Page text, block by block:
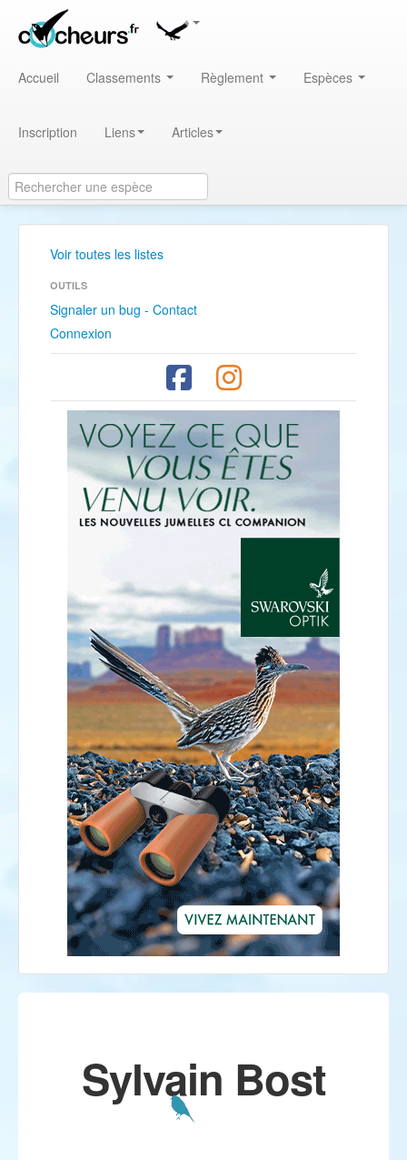
Accueil Classements Règlement Espèces
Inscription Liens Articles
Voir toutes les listes
OUTILS
Signaler un bug - Contact
Connexion
Sylvain Bost